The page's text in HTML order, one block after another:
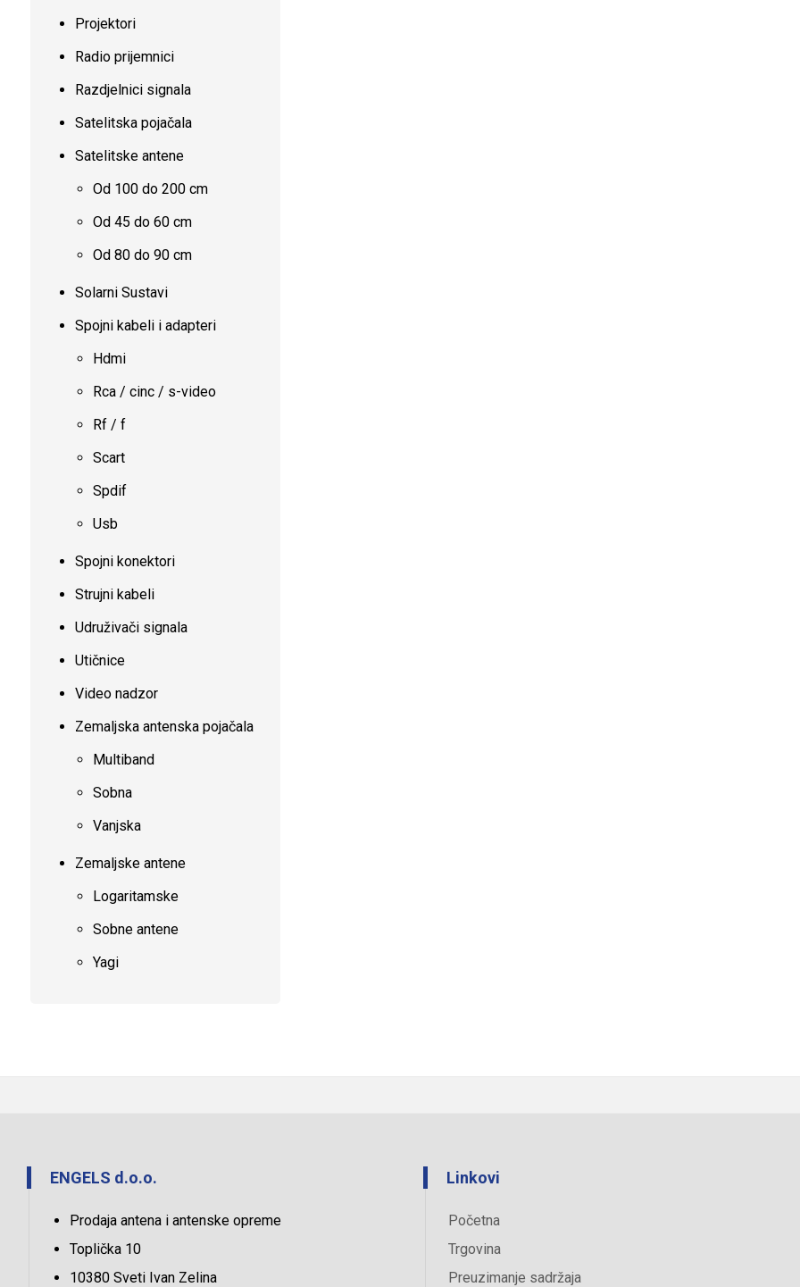
Projektori
Radio prijemnici
Razdjelnici signala
Satelitska pojačala
Satelitske antene
Od 100 do 200 cm
Od 45 do 60 cm
Od 80 do 90 cm
Solarni Sustavi
Spojni kabeli i adapteri
Hdmi
Rca / cinc / s-video
Rf / f
Scart
Spdif
Usb
Spojni konektori
Strujni kabeli
Udruživači signala
Utičnice
Video nadzor
Zemaljska antenska pojačala
Multiband
Sobna
Vanjska
Zemaljske antene
Logaritamske
Sobne antene
Yagi
ENGELS d.o.o.
Prodaja antena i antenske opreme
Toplička 10
10380 Sveti Ivan Zelina
Linkovi
Početna
Trgovina
Preuzimanje sadržaja